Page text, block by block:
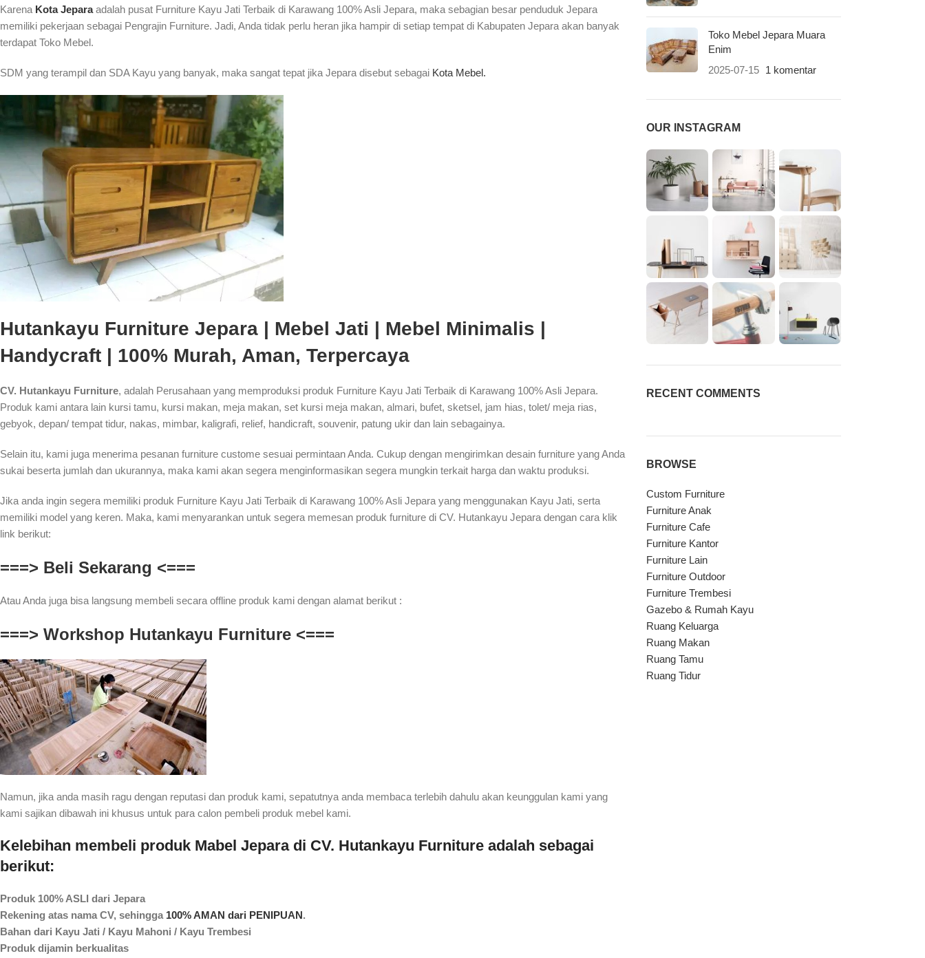
Karena Kota Jeparaadalah pusat Furniture Kayu Jati Terbaik di Karawang 100% Asli Jepara, maka sebagian besar penduduk Jepara
memiliki pekerjaan sebagai Pengrajin Furniture. Jadi, Anda tidak perlu heran jika hampir di setiap tempat di Kabupaten Jepara akan banyak
terdapat Toko Mebel.
SDM yang terampil dan SDA Kayu yang banyak, maka sangat tepat jika Jepara disebut sebagai Kota Mebel.
Hutankayu Furniture Jepara | Mebel Jati | Mebel Minimalis |
Handycraft | 100% Murah, Aman, Terpercaya
CV. Hutankayu Furniture, adalah Perusahaan yang memproduksi produk Furniture Kayu Jati Terbaik di Karawang 100% Asli Jepara.
Produk kami antara lain kursi tamu, kursi makan, meja makan, set kursi meja makan, almari, bufet, sketsel, jam hias, tolet/ meja rias,
gebyok, depan/ tempat tidur, nakas, mimbar, kaligrafi, relief, handicraft, souvenir, patung ukir dan lain sebagainya.
Selain itu, kami juga menerima pesanan furniture custome sesuai permintaan Anda. Cukup dengan mengirimkan desain furniture yang Anda
sukai beserta jumlah dan ukurannya, maka kami akan segera menginformasikan segera mungkin terkait harga dan waktu produksi.
Jika anda ingin segera memiliki produk Furniture Kayu Jati Terbaik di Karawang 100% Asli Jepara yang menggunakan Kayu Jati, serta
memiliki model yang keren. Maka, kami menyarankan untuk segera memesan produk furniture di CV. Hutankayu Jepara dengan cara klik
link berikut:
===> Beli Sekarang <===
Atau Anda juga bisa langsung membeli secara offline produk kami dengan alamat berikut :
===> Workshop Hutankayu Furniture <===
Namun, jika anda masih ragu dengan reputasi dan produk kami, sepatutnya anda membaca terlebih dahulu akan keunggulan kami yang
kami sajikan dibawah ini khusus untuk para calon pembeli produk mebel kami.
Kelebihan membeli produk Mabel Jepara di CV. Hutankayu Furniture adalah sebagai
berikut:
Produk 100% ASLI dari Jepara
Rekening atas nama CV, sehingga 100% AMAN dari PENIPUAN.
Bahan dari Kayu Jati / Kayu Mahoni / Kayu Trembesi
Produk dijamin berkualitas
Toko Mebel Jepara Muara
Enim
2025-07-15 1 komentar
OUR INSTAGRAM
RECENT COMMENTS
BROWSE
Custom Furniture
Furniture Anak
Furniture Cafe
Furniture Kantor
Furniture Lain
Furniture Outdoor
Furniture Trembesi
Gazebo & Rumah Kayu
Ruang Keluarga
Ruang Makan
Ruang Tamu
Ruang Tidur